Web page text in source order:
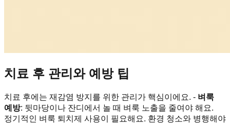
치료 후 관리와 예방 팁
치료 후에는 재감염 방지를 위한 관리가 핵심이에요. - 벼룩
예방: 뒷마당이나 잔디에서 놀 때 벼룩 노출을 줄여야 해요.
정기적인 벼룩 퇴치제 사용이 필요해요. 환경 청소와 병행해야